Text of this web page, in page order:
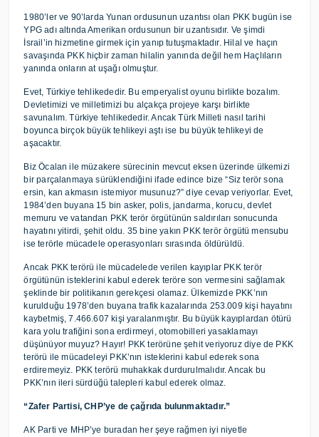
1980’ler ve 90’larda Yunan ordusunun uzantısı olan PKK bugün ise
YPG adı altında Amerikan ordusunun bir uzantısıdır. Ve şimdi
İsrail’in hizmetine girmek için yanıp tutuşmaktadır. Hilal ve haçın
savaşında PKK hiçbir zaman hilalin yanında değil hem Haçlıların
yanında onların at uşağı olmuştur.
Evet, Türkiye tehlikededir. Bu emperyalist oyunu birlikte bozalım.
Devletimizi ve milletimizi bu alçakça projeye karşı birlikte
savunalım. Türkiye tehlikededir. Ancak Türk Milleti nasıl tarihi
boyunca birçok büyük tehlikeyi aştı ise bu büyük tehlikeyi de
aşacaktır.
Biz Öcalan ile müzakere sürecinin mevcut eksen üzerinde ülkemizi
bir parçalanmaya sürüklendiğini ifade edince bize “Siz terör sona
ersin, kan akmasın istemiyor musunuz?” diye cevap veriyorlar. Evet,
1984’den buyana 15 bin asker, polis, jandarma, korucu, devlet
memuru ve vatandan PKK terör örgütünün saldırıları sonucunda
hayatını yitirdi, şehit oldu. 35 bine yakın PKK terör örgütü mensubu
ise terörle mücadele operasyonları sırasında öldürüldü.
Ancak PKK terörü ile mücadelede verilen kayıplar PKK terör
örgütünün isteklerini kabul ederek teröre son vermesini sağlamak
şeklinde bir politikanın gerekçesi olamaz. Ülkemizde PKK’nın
kurulduğu 1978’den buyana trafik kazalarında 253.009 kişi hayatını
kaybetmiş, 7.466.607 kişi yaralanmıştır. Bu büyük kayıplardan ötürü
kara yolu trafiğini sona erdirmeyi, otomobilleri yasaklamayı
düşünüyor muyuz? Hayır! PKK terörüne şehit veriyoruz diye de PKK
terörü ile mücadeleyi PKK’nın isteklerini kabul ederek sona
erdiremeyiz. PKK terörü muhakkak durdurulmalıdır. Ancak bu
PKK’nın ileri sürdüğü talepleri kabul ederek olmaz.
“Zafer Partisi, CHP’ye de çağrıda bulunmaktadır.”
AK Parti ve MHP’ye buradan her şeye rağmen iyi niyetle